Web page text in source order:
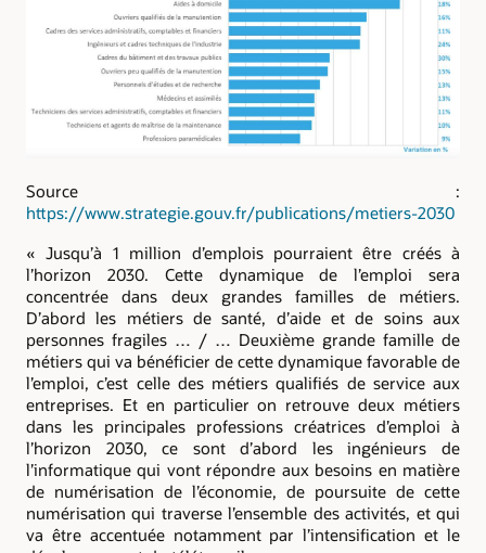
Source :
https://www.strategie.gouv.fr/publications/metiers-2030
« Jusqu’à 1 million d’emplois pourraient être créés à
l’horizon 2030. Cette dynamique de l’emploi sera
concentrée dans deux grandes familles de métiers.
D’abord les métiers de santé, d’aide et de soins aux
personnes fragiles … / … Deuxième grande famille de
métiers qui va bénéficier de cette dynamique favorable de
l’emploi, c’est celle des métiers qualifiés de service aux
entreprises. Et en particulier on retrouve deux métiers
dans les principales professions créatrices d’emploi à
l’horizon 2030, ce sont d’abord les ingénieurs de
l’informatique qui vont répondre aux besoins en matière
de numérisation de l’économie, de poursuite de cette
numérisation qui traverse l’ensemble des activités, et qui
va être accentuée notamment par l’intensification et le